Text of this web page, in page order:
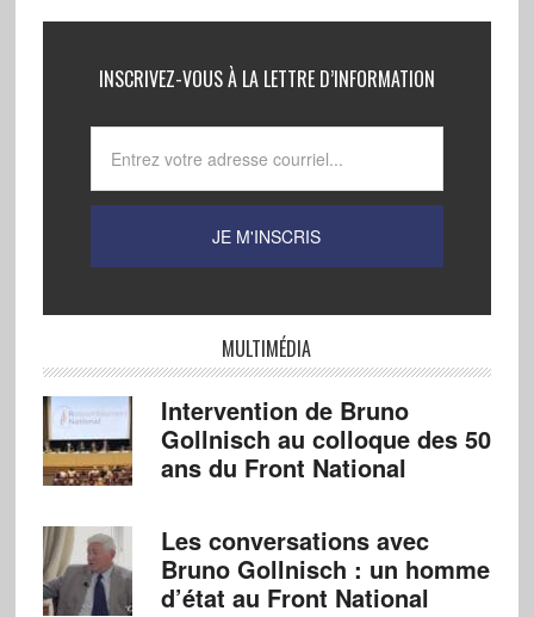
INSCRIVEZ-VOUS À LA LETTRE D’INFORMATION
MULTIMÉDIA
Intervention de Bruno
Gollnisch au colloque des 50
ans du Front National
Les conversations avec
Bruno Gollnisch : un homme
d’état au Front National